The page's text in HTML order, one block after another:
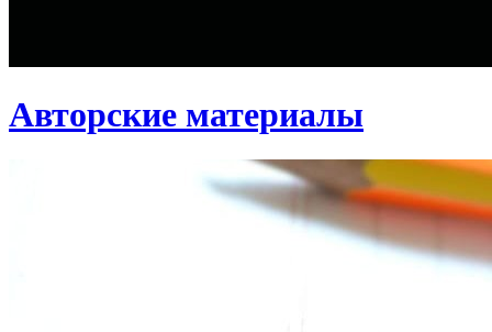
Авторские материалы